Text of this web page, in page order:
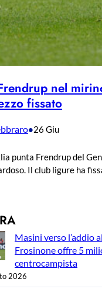
nel
fissato
•26 Giu
punta Frendrup del
Il club ligure ha
Masini verso l’addio
Frosinone offre 5
centrocampista
2026